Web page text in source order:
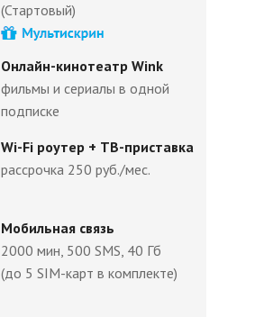
(Стартовый)
Wi-Fi роутер + ТВ-приставка
рассрочка 250 руб./мес.
Мобильная связь
2000 мин, 500 SMS, 40 Гб
(до 5 SIM-карт в комплекте)
Онлайн-кинотеатр Wink
фильмы и сериалы в одной
подписке